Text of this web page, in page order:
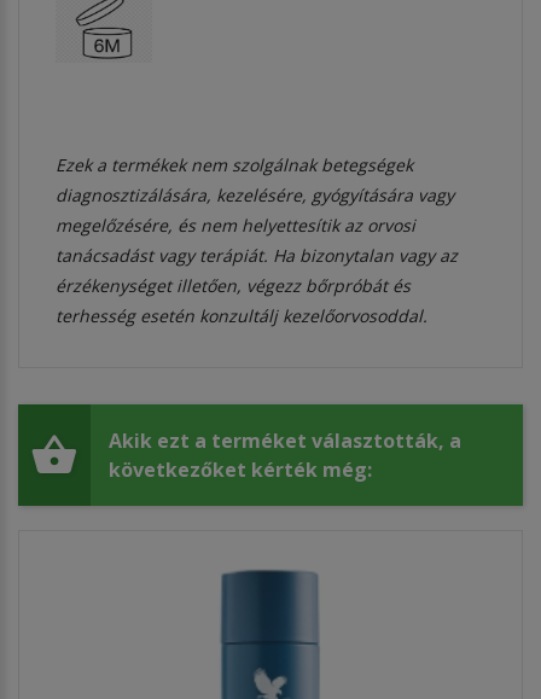
Ezek a termékek nem szolgálnak betegségek
diagnosztizálására, kezelésére, gyógyítására vagy
megelőzésére, és nem helyettesítik az orvosi
tanácsadást vagy terápiát. Ha bizonytalan vagy az
érzékenységet illetően, végezz bőrpróbát és
terhesség esetén konzultálj kezelőorvosoddal.
Akik ezt a terméket választották, a
következőket kérték még: